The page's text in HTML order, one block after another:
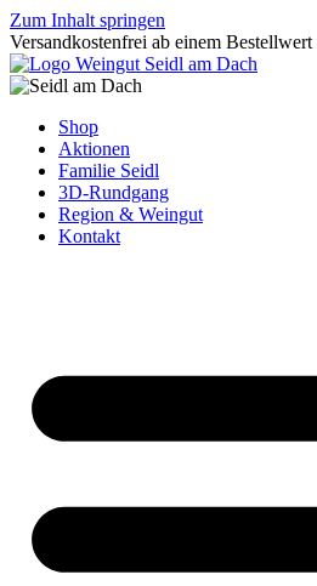
Zum Inhalt springen
Versandkostenfrei ab einem
Shop
Aktionen
Familie Seidl
3D-Rundgang
Region & Weingut
Kontakt